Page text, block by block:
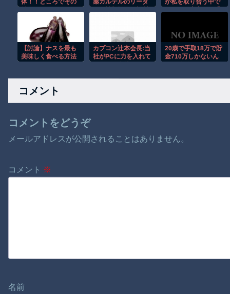
【討論】ナスを最も
美味しく食べる方法
カプコン辻本会長:当
社がPCに力を入れて
ットフォームになる
20歳で手取18万で貯
金710万しかないん
コメント
コメントをどうぞ
メールアドレスが公開されることはありません。
コメント ※
名前